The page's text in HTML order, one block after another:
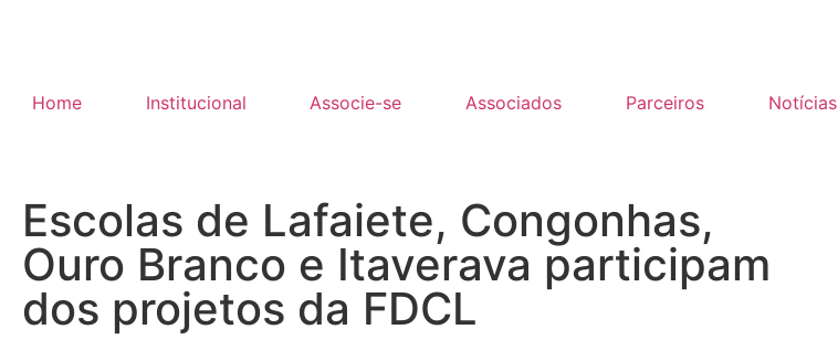
Home Institucional Associe-se Associados Parceiros Notícias
Escolas de Lafaiete, Congonhas,
Ouro Branco e Itaverava participam
dos projetos da FDCL